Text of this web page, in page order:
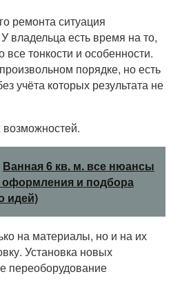
ремонта ситуация
владельца есть время на то,
все тонкости и особенности.
порядке, но есть
учёта которых результата не
Ванная 6 кв. м. все нюансы
оформления и подбора
идей)
на материалы, но и на их
Установка новых
переоборудование